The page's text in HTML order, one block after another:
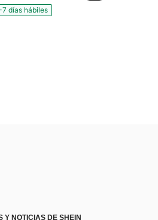
días hábiles
Y NOTICIAS DE SHEIN